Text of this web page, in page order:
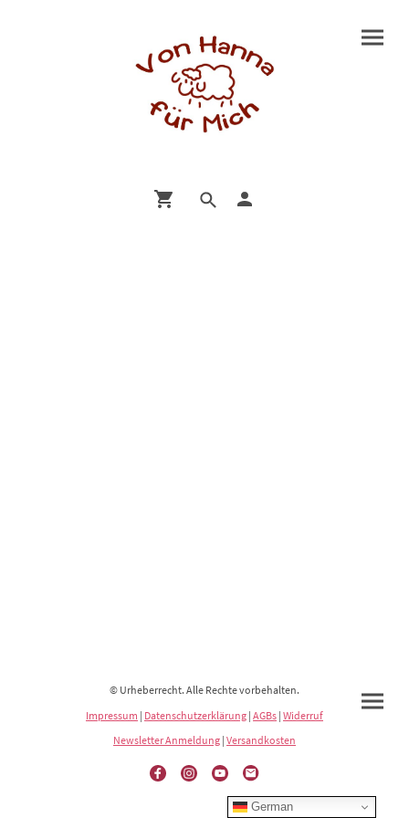
© Urheberrecht. Alle Rechte vorbehalten.
Impressum | Datenschutzerklärung | AGBs | Widerruf
Newsletter Anmeldung | Versandkosten
German